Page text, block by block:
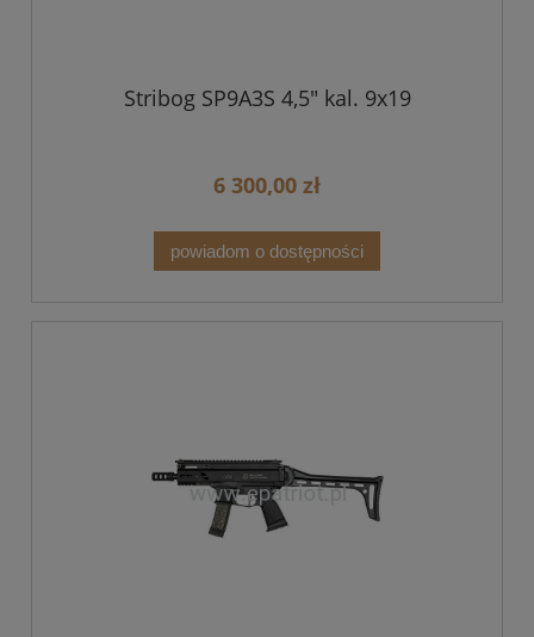
Stribog SP9A3S 4,5" kal. 9x19
6 300,00 zł
powiadom o dostępności